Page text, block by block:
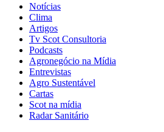
Notícias
Clima
Artigos
Tv Scot Consultoria
Podcasts
Agronegócio na Mídia
Entrevistas
Agro Sustentável
Cartas
Scot na mídia
Radar Sanitário